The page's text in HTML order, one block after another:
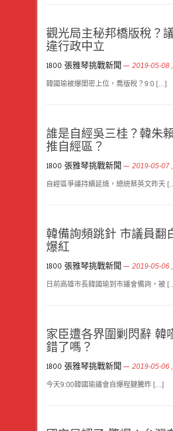
觀光局主秘邦橋版稅？
違行政中立
1800 張雅琴挑戰新聞 2019-05-08
韓國瑜被爆閨密上位，喬版稅？9:0 […]
誰是自經吳三桂？韓朱
推自經區？
1800 張雅琴挑戰新聞 2019-05-07
自經區爭議持續延燒，總統蔡英文昨天
韓備詢頻跳針 市議員翻
爆紅
1800 張雅琴挑戰新聞 2019-05-06
日前高雄市長韓國瑜到市議會備詢，被
家臣遭各界圍剿閃辭 韓
錯了嗎？
1800 張雅琴挑戰新聞 2019-05-06
今天9:00韓國瑜議會自爆程腱騰昨 […]